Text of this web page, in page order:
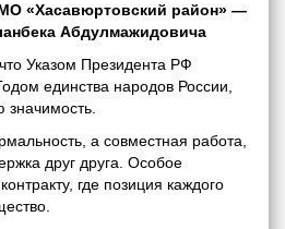
«Хасавюртовский район» —
Абдулмажидовича
Указом Президента РФ
единства народов России,
значимость.
а совместная работа,
друг друга. Особое
где позиция каждого